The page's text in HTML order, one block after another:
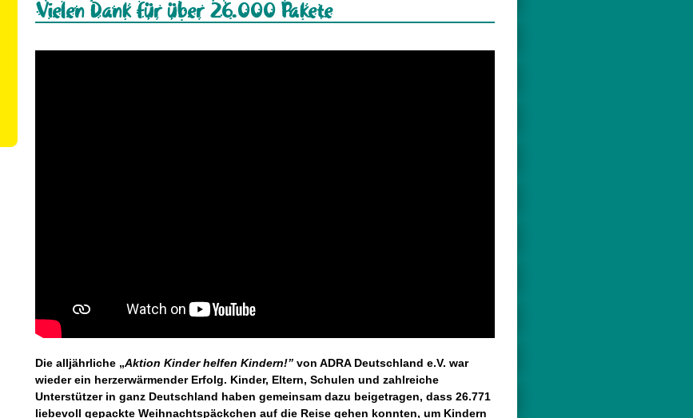
Vielen Dank für über 26.000 Pakete
Die alljährliche „Aktion Kinder helfen Kindern!” von ADRA Deutschland e.V. war
wieder ein herzerwärmender Erfolg. Kinder, Eltern, Schulen und zahlreiche
Unterstützer in ganz Deutschland haben gemeinsam dazu beigetragen, dass 26.771
liebevoll gepackte Weihnachtspäckchen auf die Reise gehen konnten, um Kindern